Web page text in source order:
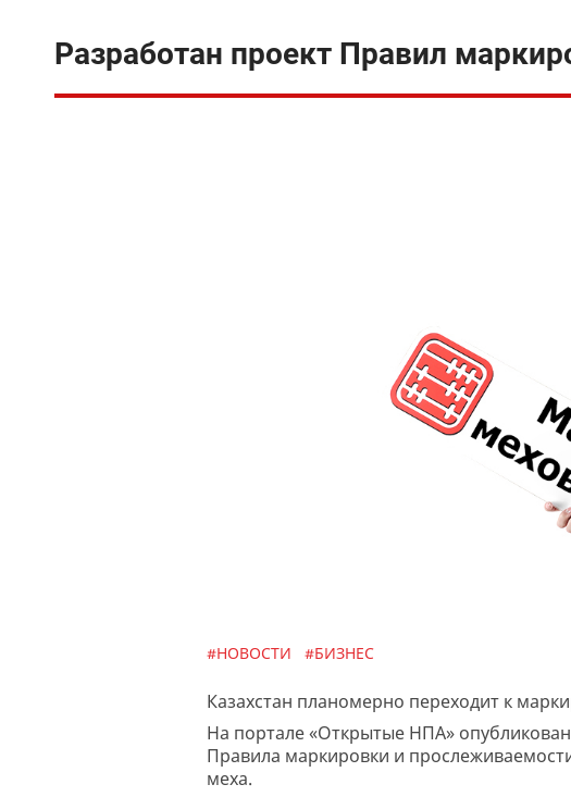
Разработан проект Правил
#НОВОСТИ #БИЗНЕС
Казахстан планомерно переходит к
На портале «Открытые НПА»
Правила маркировки и
меха.